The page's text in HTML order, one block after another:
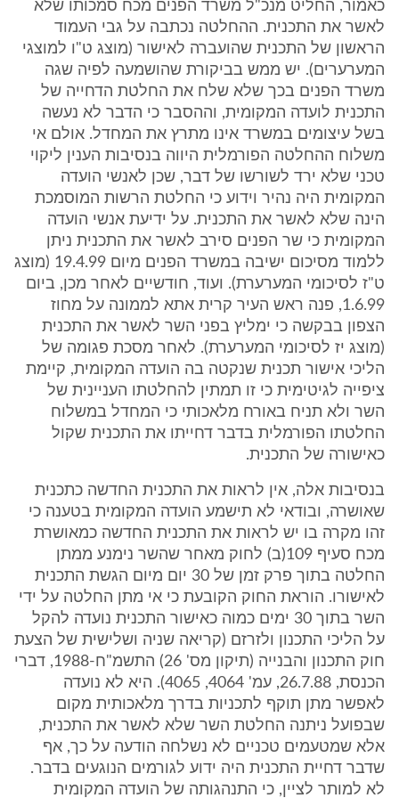
כאמור, החליט מנכ"ל משרד הפנים מכח סמכותו שלא
לאשר את התכנית. ההחלטה נכתבה על גבי העמוד
הראשון של התכנית שהועברה לאישור (מוצג ט"ו למוצגי
המערערים). יש ממש בביקורת שהושמעה לפיה שגה
משרד הפנים בכך שלא שלח את החלטת הדחייה של
התכנית לועדה המקומית, וההסבר כי הדבר לא נעשה
בשל עיצומים במשרד אינו מתרץ את המחדל. אולם אי
משלוח ההחלטה הפורמלית היווה בנסיבות הענין ליקוי
טכני שלא ירד לשורשו של דבר, שכן לאנשי הועדה
המקומית היה נהיר וידוע כי החלטת הרשות המוסמכת
הינה שלא לאשר את התכנית. על ידיעת אנשי הועדה
המקומית כי שר הפנים סירב לאשר את התכנית ניתן
ללמוד מסיכום ישיבה במשרד הפנים מיום 19.4.99 (מוצג
ט"ז לסיכומי המערערת). ועוד, חודשיים לאחר מכן, ביום
1.6.99, פנה ראש העיר קרית אתא לממונה על מחוז
הצפון בבקשה כי ימליץ בפני השר לאשר את התכנית
(מוצג יז לסיכומי המערערת). לאחר מסכת פגומה של
הליכי אישור תכנית שנקטה בה הועדה המקומית, קיימת
ציפייה לגיטימית כי זו תמתין להחלטתו העניינית של
השר ולא תניח באורח מלאכותי כי המחדל במשלוח
החלטתו הפורמלית בדבר דחייתו את התכנית שקול
כאישורה של התכנית.
בנסיבות אלה, אין לראות את התכנית החדשה כתכנית
שאושרה, ובודאי לא תישמע הועדה המקומית בטענה כי
זהו מקרה בו יש לראות את התכנית החדשה כמאושרת
מכח סעיף 109(ב) לחוק מאחר שהשר נימנע ממתן
החלטה בתוך פרק זמן של 30 יום מיום הגשת התכנית
לאישורו. הוראת החוק הקובעת כי אי מתן החלטה על ידי
השר בתוך 30 ימים כמוה כאישור התכנית נועדה להקל
על הליכי התכנון ולזרזם (קריאה שניה ושלישית של הצעת
חוק התכנון והבנייה (תיקון מס' 26) התשמ"ח-1988, דברי
הכנסת, 26.7.88, עמ' 4064, 4065). היא לא נועדה
לאפשר מתן תוקף לתכניות בדרך מלאכותית מקום
שבפועל ניתנה החלטת השר שלא לאשר את התכנית,
אלא שמטעמים טכניים לא נשלחה הודעה על כך, אף
שדבר דחיית התכנית היה ידוע לגורמים הנוגעים בדבר.
לא למותר לציין, כי התנהגותה של הועדה המקומית